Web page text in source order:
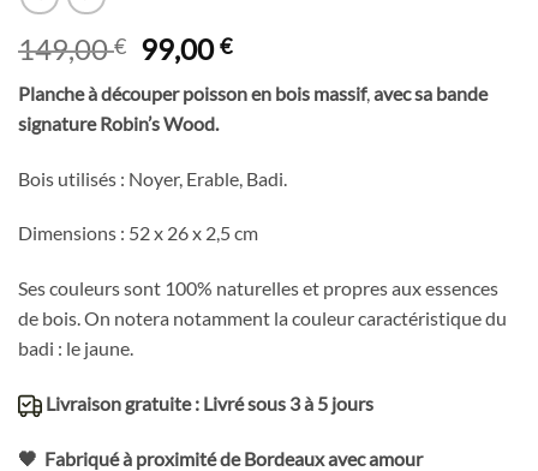
149,00€ Le
prix
initial
était :
99,00€Le
actuel
Planche à découper poisson en bois massif, avec sa bande
signature Robin’s Wood.
Bois utilisés : Noyer, Erable, Badi.
Dimensions : 52 x 26 x 2,5 cm
Ses couleurs sont 100% naturelles et propres aux essences
de bois. On notera notamment la couleur caractéristique du
badi : le jaune.
Livraison gratuite : Livré sous 3 à 5 jours
🖤 Fabriqué à proximité de Bordeaux avec amour